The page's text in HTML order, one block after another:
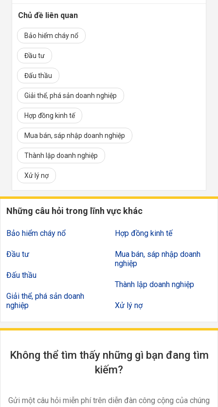
Chủ đề liên quan
Bảo hiểm cháy nổ
Đầu tư
Đấu thầu
Giải thể, phá sản doanh nghiệp
Hợp đồng kinh tế
Mua bán, sáp nhập doanh nghiệp
Thành lập doanh nghiệp
Xử lý nợ
Những câu hỏi trong lĩnh vực khác
Bảo hiểm cháy nổ
Đầu tư
Đấu thầu
Giải thể, phá sản doanh
nghiệp
Hợp đồng kinh tế
Mua bán, sáp nhập doanh
nghiệp
Thành lập doanh nghiệp
Xử lý nợ
Không thể tìm thấy những gì bạn đang tìm
kiếm?
Gửi một câu hỏi miễn phí trên diễn đàn công cộng của chúng